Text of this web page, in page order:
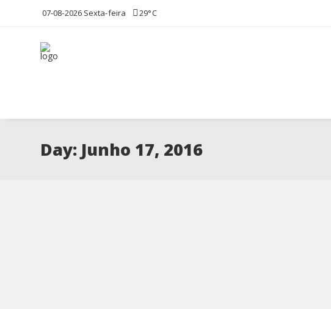
07-08-2026 Sexta-feira 29°C
Day: Junho 17, 2016